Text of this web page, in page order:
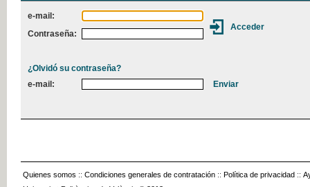
e-mail:
Contraseña:
¿Olvidó su contraseña?
e-mail:
Quienes somos :: Condiciones generales de contratación :: Política de privacidad ::